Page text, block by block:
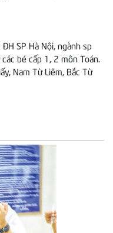
SP Hà Nội, ngành sp
các bé cấp 1, 2 môn Toán.
Nam Từ Liêm, Bắc Từ